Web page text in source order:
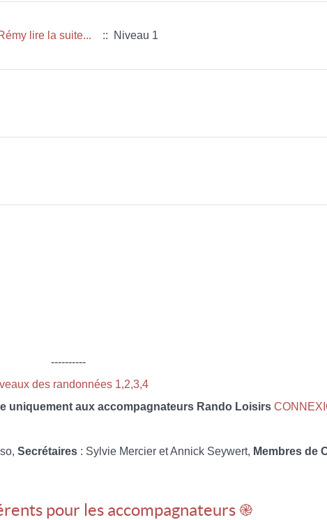
lire la suite... :: Niveau 1
----------
des randonnées 1,2,3,4
uniquement aux accompagnateurs Rando Loisirs
Secrétaires : Sylvie Mercier et Annick Seywert, Membres de
pour les accompagnateurs ֎